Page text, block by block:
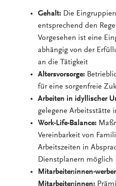
Gehalt: Die
entsprechend den
Vorgesehen ist eine
abhängig von der
an die Tätigkeit
Altersvorsorge:
für eine sorgenfreie
Arbeiten in idyllischer
gelegene Arbeitsstätte
Work-Life-Balance:
Vereinbarkeit von
Arbeitszeiten in
Dienstplanern möglich
Mitarbeiter:innen-
Mitarbeiter:innen: